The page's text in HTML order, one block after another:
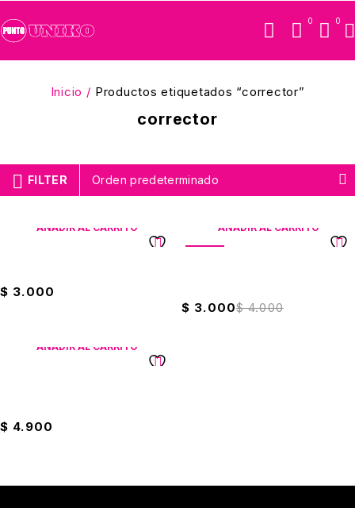
0 0
corrector
Inicio / Productos etiquetados “corrector”
FILTER Orden predeterminado
AÑADIR AL CARRITO
$ 3.000
AÑADIR AL CARRITO
$4.000
$ 3.000
AÑADIR AL CARRITO
$ 4.900